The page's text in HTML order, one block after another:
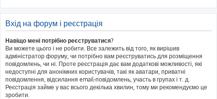
Вхід на форум і реєстрація
Навіщо мені потрібно реєструватися?
Ви можете цього і не робити. Все залежить від того, як вирішив
адміністратор форуму, чи потрібно вам реєструватись для розміщення
повідомлень, чи ні. Проте реєстрація дає вам додаткові можливості, які
недоступні для анонімних користувачів, такі як аватари, приватні
повідомлення, відсилання email-повідомлень, участь в групах і т. д.
Реєстрація займе у вас всього декілька хвилин, тому ми рекомендуємо це
зробити.